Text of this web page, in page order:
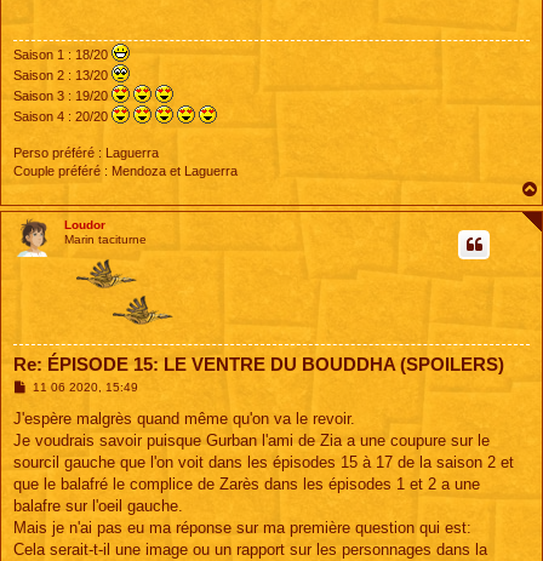
Saison 1 : 18/20
Saison 2 : 13/20
Saison 3 : 19/20
Saison 4 : 20/20
Perso préféré : Laguerra
Couple préféré : Mendoza et Laguerra
Loudor
Marin taciturne
Re: ÉPISODE 15: LE VENTRE DU BOUDDHA (SPOILERS)
M
s
a
g
11 06 2020, 15:49
J'espère malgrès quand même qu'on va le revoir.
Je voudrais savoir puisque Gurban l'ami de Zia a une coupure sur le
sourcil gauche que l'on voit dans les épisodes 15 à 17 de la saison 2 et
que le balafré le complice de Zarès dans les épisodes 1 et 2 a une
balafre sur l'oeil gauche.
Mais je n'ai pas eu ma réponse sur ma première question qui est:
Cela serait-t-il une image ou un rapport sur les personnages dans la